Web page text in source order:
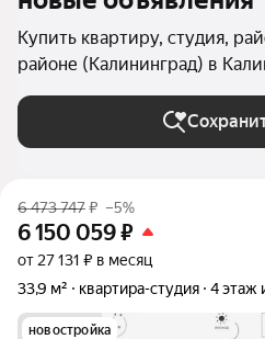
Купить квартиру, студия,
районе (Калининград) в
6 473 747₽ –5%
6 150 059₽
от 27 131 ₽ в месяц
33,9 м²
квартира-студия 4 этаж
новостройка